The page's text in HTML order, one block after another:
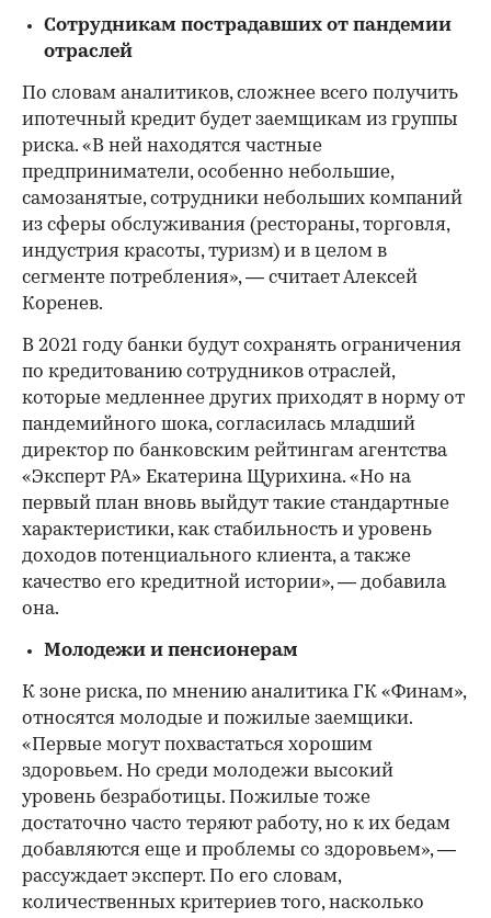
Сотрудникам пострадавших от пандемии
отраслей
По словам аналитиков, сложнее всего получить
ипотечный кредит будет заемщикам из группы
риска. «В ней находятся частные
предприниматели, особенно небольшие,
самозанятые, сотрудники небольших компаний
из сферы обслуживания (рестораны, торговля,
индустрия красоты, туризм) и в целом в
сегменте потребления», — считает Алексей
Коренев.
В 2021 году банки будут сохранять ограничения
по кредитованию сотрудников отраслей,
которые медленнее других приходят в норму от
пандемийного шока, согласилась младший
директор по банковским рейтингам агентства
«Эксперт РА» Екатерина Щурихина. «Но на
первый план вновь выйдут такие стандартные
характеристики, как стабильность и уровень
доходов потенциального клиента, а также
качество его кредитной истории», — добавила
она.
Молодежи и пенсионерам
К зоне риска, по мнению аналитика ГК «Финам»,
относятся молодые и пожилые заемщики.
«Первые могут похвастаться хорошим
здоровьем. Но среди молодежи высокий
уровень безработицы. Пожилые тоже
достаточно часто теряют работу, но к их бедам
добавляются еще и проблемы со здоровьем», —
рассуждает эксперт. По его словам,
количественных критериев того, насколько